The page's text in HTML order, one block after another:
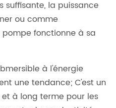
suffisante, la puissance
ou comme
fonctionne à sa
à l'énergie
une tendance; C'est un
à long terme pour les